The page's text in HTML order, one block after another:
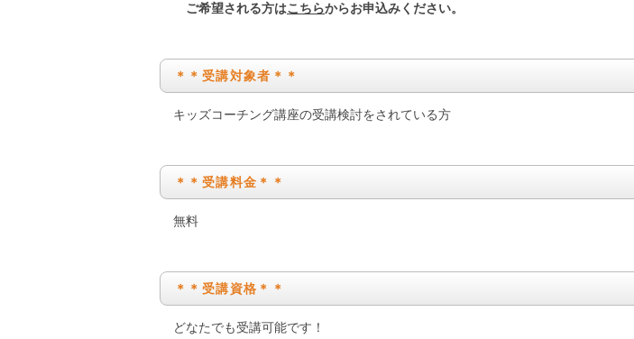
ご希望される方はこちらからお申込みください。
＊＊受講対象者＊＊
キッズコーチング講座の受講検討をされている方
＊＊受講料金＊＊
無料
＊＊受講資格＊＊
どなたでも受講可能です！